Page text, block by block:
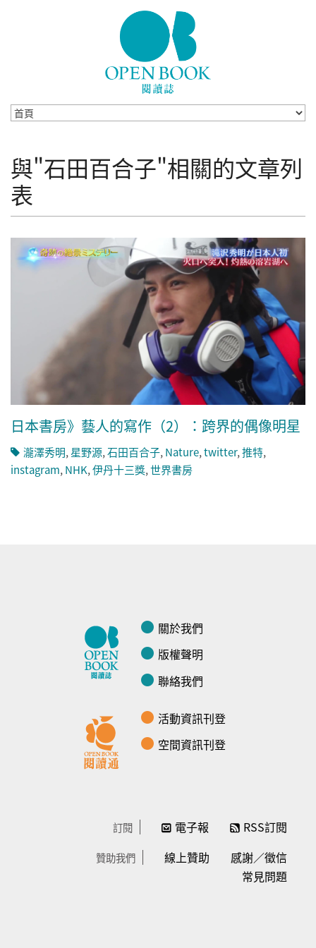
與"石田百合子"相關的文章列
表
日本書房》藝人的寫作（2）：跨界的偶像明星
瀧澤秀明,星野源,石田百合子,Nature,twitter,推特,
instagram,NHK,伊丹十三獎,世界書房
關於我們
版權聲明
聯絡我們
活動資訊刊登
空間資訊刊登
訂閱 電子報 RSS訂閱
贊助我們 線上贊助
感謝／徵信
常見問題